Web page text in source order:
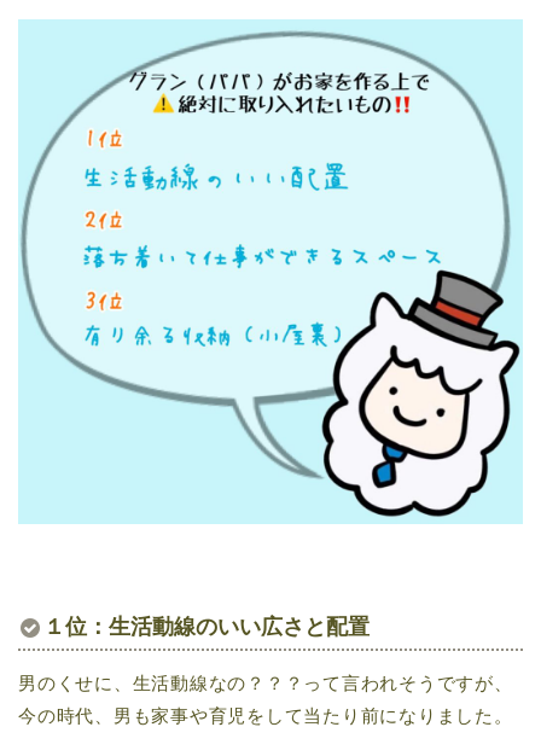
１位：生活動線のいい広さと配置
男のくせに、生活動線なの？？？って言われそうですが、
今の時代、男も家事や育児をして当たり前になりました。